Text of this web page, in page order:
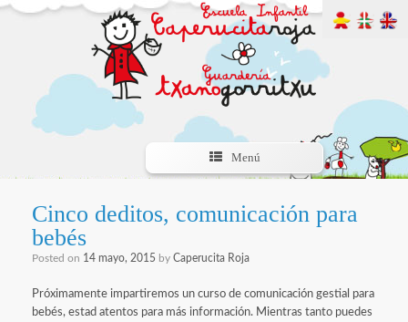
Menú
Cinco deditos, comunicación para
bebés
Posted on 14 mayo, 2015 by Caperucita Roja
Próximamente impartiremos un curso de comunicación gestial para
bebés, estad atentos para más información. Mientras tanto puedes